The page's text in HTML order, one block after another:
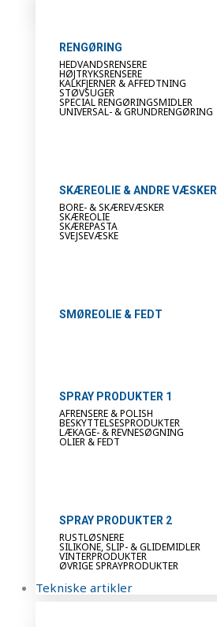
RENGØRING
HEDVANDSRENSERE
HØJTRYKSRENSERE
KALKFJERNER & AFFEDTNING
STØVSUGER
SPECIAL RENGØRINGSMIDLER
UNIVERSAL- & GRUNDRENGØRING
SKÆREOLIE & ANDRE VÆSKER
BORE- & SKÆREVÆSKER
SKÆREOLIE
SKÆREPASTA
SVEJSEVÆSKE
SMØREOLIE & FEDT
SPRAY PRODUKTER 1
AFRENSERE & POLISH
BESKYTTELSESPRODUKTER
LÆKAGE- & REVNESØGNING
OLIER & FEDT
SPRAY PRODUKTER 2
RUSTLØSNERE
SILIKONE, SLIP- & GLIDEMIDLER
VINTERPRODUKTER
ØVRIGE SPRAYPRODUKTER
Tekniske artikler